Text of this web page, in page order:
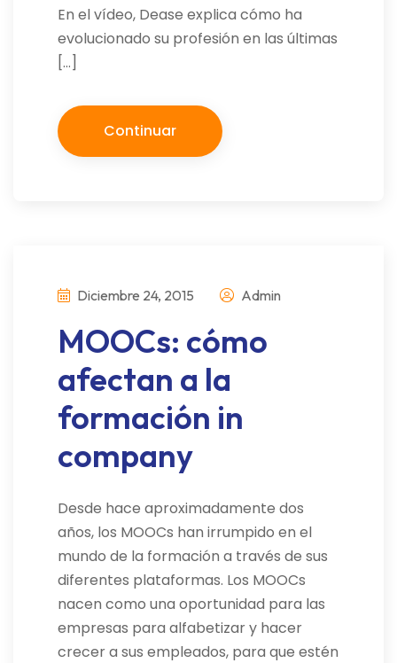
En el vídeo, Dease explica cómo ha
evolucionado su profesión en las últimas
[…]
Continuar
Diciembre 24, 2015 Admin
MOOCs: cómo
afectan a la
formación in
company
Desde hace aproximadamente dos
años, los MOOCs han irrumpido en el
mundo de la formación a través de sus
diferentes plataformas. Los MOOCs
nacen como una oportunidad para las
empresas para alfabetizar y hacer
crecer a sus empleados, para que estén